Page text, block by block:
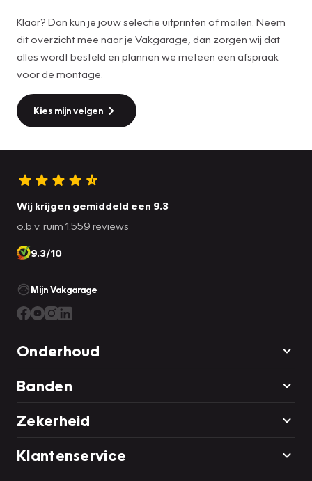
Klaar? Dan kun je jouw selectie uitprinten of mailen. Neem
dit overzicht mee naar je Vakgarage, dan zorgen wij dat
alles wordt besteld en plannen we meteen een afspraak
voor de montage.
Kies mijn velgen
Wij krijgen gemiddeld een 9.3
o.b.v. ruim 1.559 reviews
9.3/10
Mijn Vakgarage
Onderhoud
Banden
Zekerheid
Klantenservice